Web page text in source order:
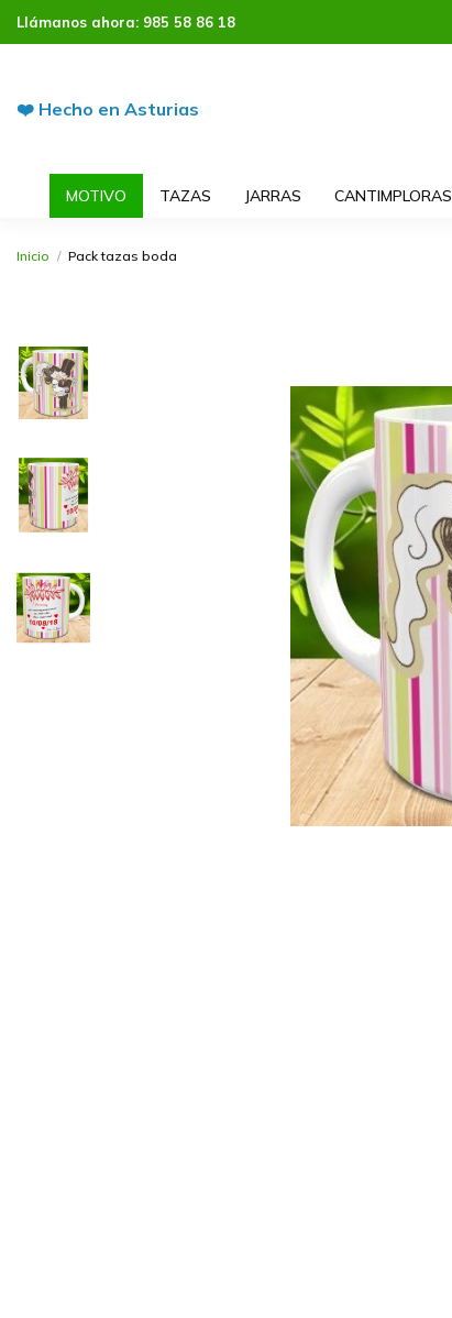
Llámanos ahora: 985 58 86 18
❤️ Hecho en Asturias
MOTIVO TAZAS JARRAS CANTIMPLORAS
Inicio Pack tazas boda